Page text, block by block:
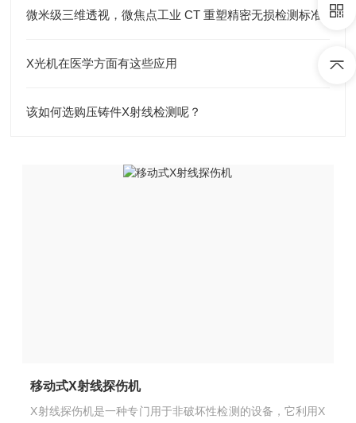
微米级三维透视，微焦点工业 CT 重塑精密无损检测标准
X光机在医学方面有这些应用
该如何选购压铸件X射线检测呢？
移动式X射线探伤机
X射线探伤机是一种专门用于非破坏性检测的设备，它利用X